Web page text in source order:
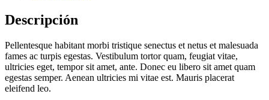
Descripción
Pellentesque habitant morbi tristique senectus et netus et malesuada
fames ac turpis egestas. Vestibulum tortor quam, feugiat vitae,
ultricies eget, tempor sit amet, ante. Donec eu libero sit amet quam
egestas semper. Aenean ultricies mi vitae est. Mauris placerat
eleifend leo.